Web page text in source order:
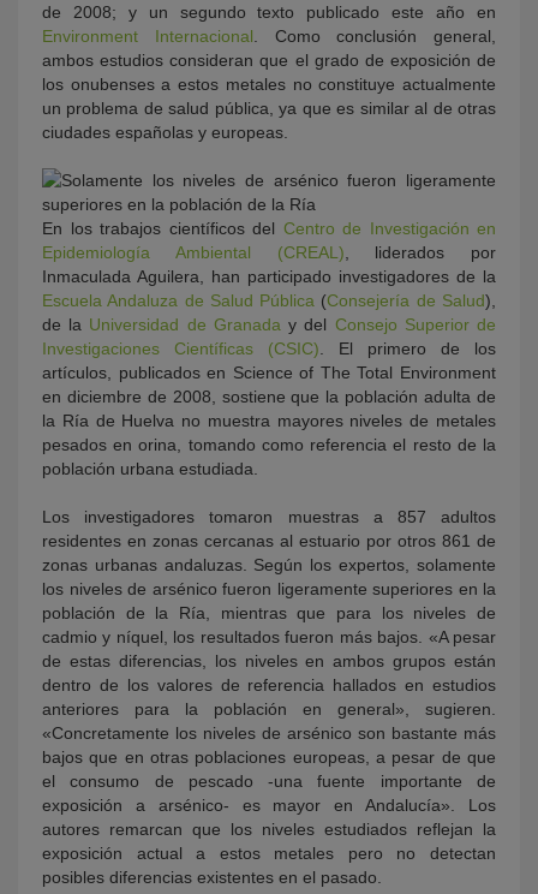
de 2008; y un segundo texto publicado este año en
Environment Internacional . Como conclusión general,
ambos estudios consideran que el grado de exposición de
los onubenses a estos metales no constituye actualmente
un problema de salud pública, ya que es similar al de otras
ciudades españolas y europeas.
En los trabajos científicos del Centro de Investigación en
Epidemiología Ambiental (CREAL) , liderados por
Inmaculada Aguilera, han participado investigadores de la
Escuela Andaluza de Salud Pública (Consejería de Salud),
de la Universidad de Granada y del Consejo Superior de
Investigaciones Científicas (CSIC) . El primero de los
artículos, publicados en Science of The Total Environment
en diciembre de 2008, sostiene que la población adulta de
la Ría de Huelva no muestra mayores niveles de metales
pesados en orina, tomando como referencia el resto de la
población urbana estudiada.
Los investigadores tomaron muestras a 857 adultos
residentes en zonas cercanas al estuario por otros 861 de
zonas urbanas andaluzas. Según los expertos, solamente
los niveles de arsénico fueron ligeramente superiores en la
población de la Ría, mientras que para los niveles de
cadmio y níquel, los resultados fueron más bajos. «A pesar
de estas diferencias, los niveles en ambos grupos están
dentro de los valores de referencia hallados en estudios
anteriores para la población en general», sugieren.
«Concretamente los niveles de arsénico son bastante más
bajos que en otras poblaciones europeas, a pesar de que
el consumo de pescado -una fuente importante de
exposición a arsénico- es mayor en Andalucía». Los
autores remarcan que los niveles estudiados reflejan la
exposición actual a estos metales pero no detectan
posibles diferencias existentes en el pasado.